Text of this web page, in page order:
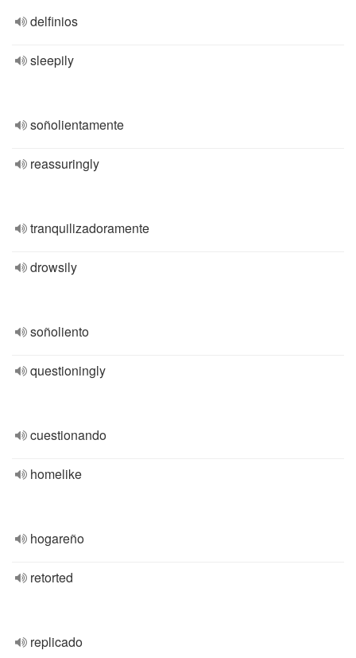
delfinios
sleepily
soñolientamente
reassuringly
tranquilizadoramente
drowsily
soñoliento
questioningly
cuestionando
homelike
hogareño
retorted
replicado